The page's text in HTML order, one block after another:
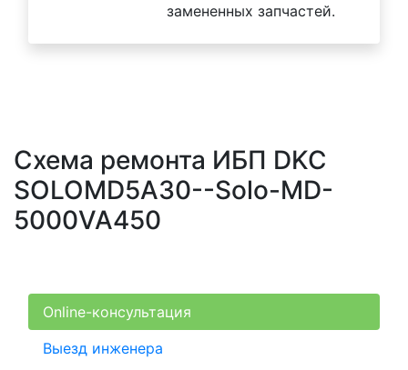
замененных запчастей.
Схема ремонта ИБП DKC
SOLOMD5A30--Solo-MD-
5000VA450
Online-консультация
Выезд инженера